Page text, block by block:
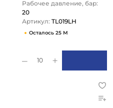
Рабочее давление, бар:
20
Артикул: TL019LH
Осталось 25 М
10